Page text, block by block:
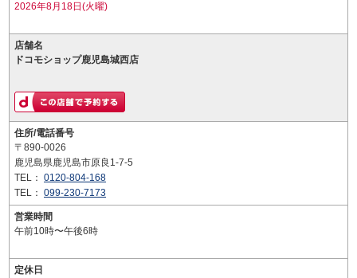
2026年8月18日(火曜)
店舗名
ドコモショップ鹿児島城西店
住所/電話番号
〒890-0026
鹿児島県鹿児島市原良1-7-5
TEL： 0120-804-168
TEL： 099-230-7173
営業時間
午前10時〜午後6時
定休日